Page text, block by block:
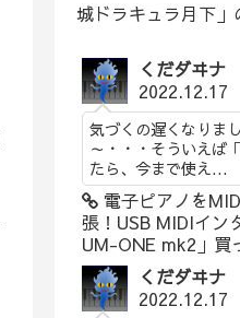
城ドラキュラ月下」
くだダヰナ
2022.12.17
気づくの遅くなりま
～・・・そういえば
たら、今まで使え...
電子ピアノを
張！USB MIDIイン
UM-ONE mk2」買
くだダヰナ
2022.12.17